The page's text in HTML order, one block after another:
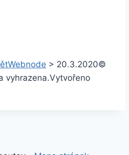
Webnode > 20.3.2020©
vyhrazena.Vytvořeno